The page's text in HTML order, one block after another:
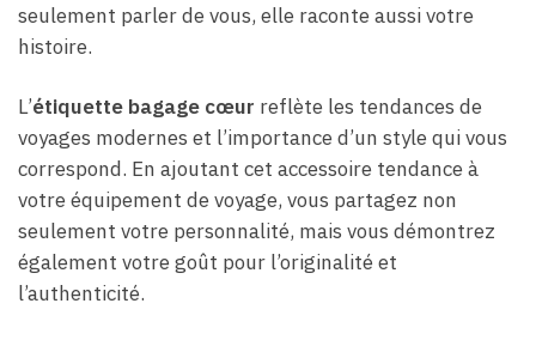
seulement parler de vous, elle raconte aussi votre
histoire.
L’étiquette bagage cœur reflète les tendances de
voyages modernes et l’importance d’un style qui vous
correspond. En ajoutant cet accessoire tendance à
votre équipement de voyage, vous partagez non
seulement votre personnalité, mais vous démontrez
également votre goût pour l’originalité et
l’authenticité.